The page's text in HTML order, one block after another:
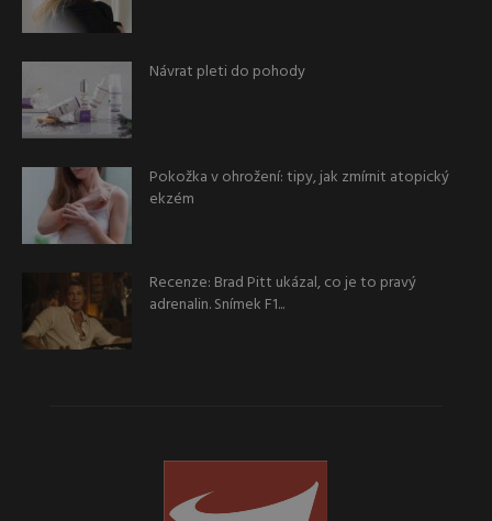
Návrat pleti do pohody
Pokožka v ohrožení: tipy, jak zmírnit atopický
ekzém
Recenze: Brad Pitt ukázal, co je to pravý
adrenalin. Snímek F1...